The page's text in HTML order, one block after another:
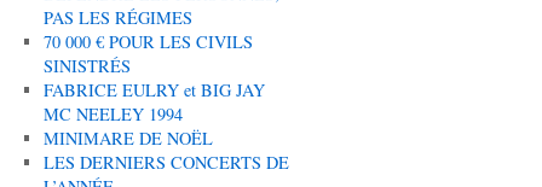
PAS LES RÉGIMES
70 000 € POUR LES CIVILS
SINISTRÉS
FABRICE EULRY et BIG JAY
MC NEELEY 1994
MINIMARE DE NOËL
LES DERNIERS CONCERTS DE